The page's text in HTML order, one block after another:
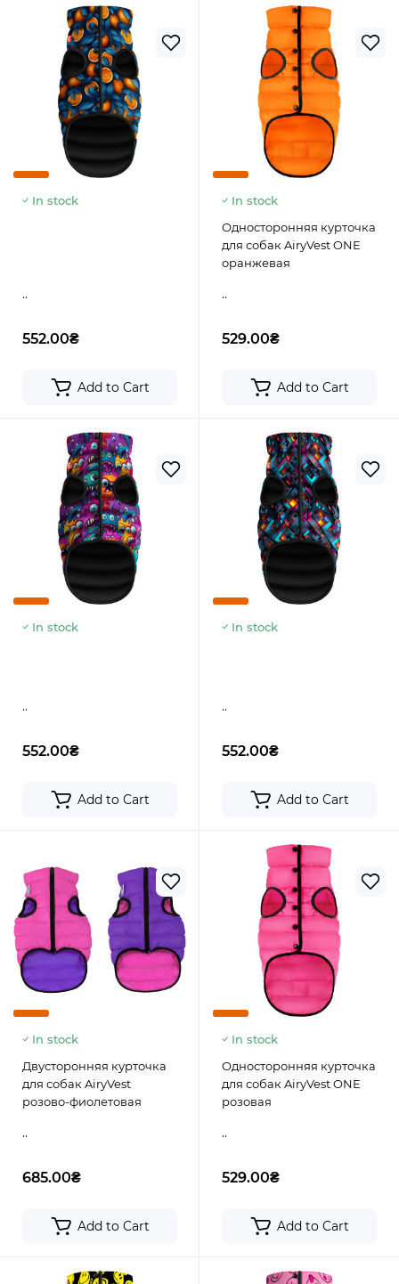
In stock
..
552.00₴
Add to Cart
In stock
Односторонняя курточка
для собак AiryVest ONE
оранжевая
..
529.00₴
Add to Cart
In stock
..
552.00₴
Add to Cart
In stock
..
552.00₴
Add to Cart
In stock
Двусторонняя курточка
для собак AiryVest
розово-фиолетовая
..
685.00₴
Add to Cart
In stock
Односторонняя курточка
для собак AiryVest ONE
розовая
..
529.00₴
Add to Cart